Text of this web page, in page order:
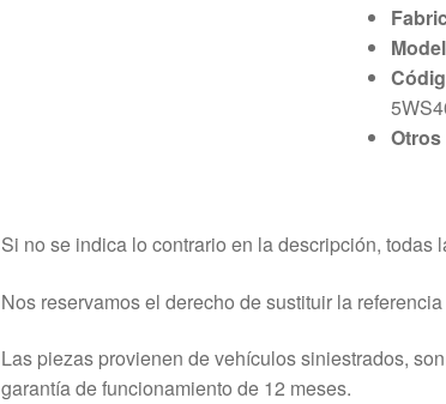
Si no se indica lo contrario en la descripción, todas
Nos reservamos el derecho de sustituir la
Las piezas provienen de vehículos siniestrados,
garantía de funcionamiento de 12 meses.